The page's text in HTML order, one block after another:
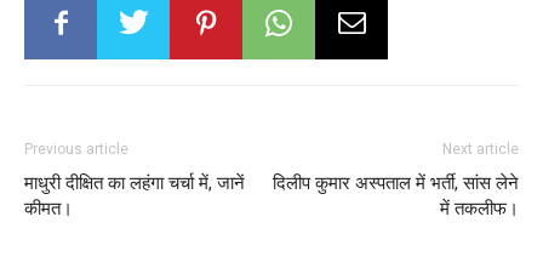
Previous article
माधुरी दीक्षित का लहंगा चर्चा में, जानें
कीमत।
Next article
दिलीप कुमार अस्पताल में भर्ती, सांस लेने
में तकलीफ।